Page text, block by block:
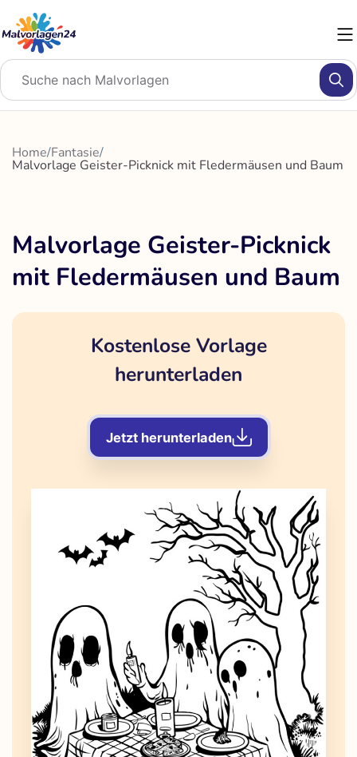
Inhalt
springen
Home/Fantasie/
Malvorlage Geister-Picknick mit Fledermäusen und Baum
Malvorlage Geister-Picknick
mit Fledermäusen und Baum
Kostenlose Vorlage
herunterladen
Jetzt herunterladen